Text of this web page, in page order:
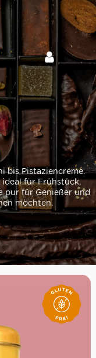
bis Pistaziencreme.
für Frühstück,
pur für Genießer und
möchten.